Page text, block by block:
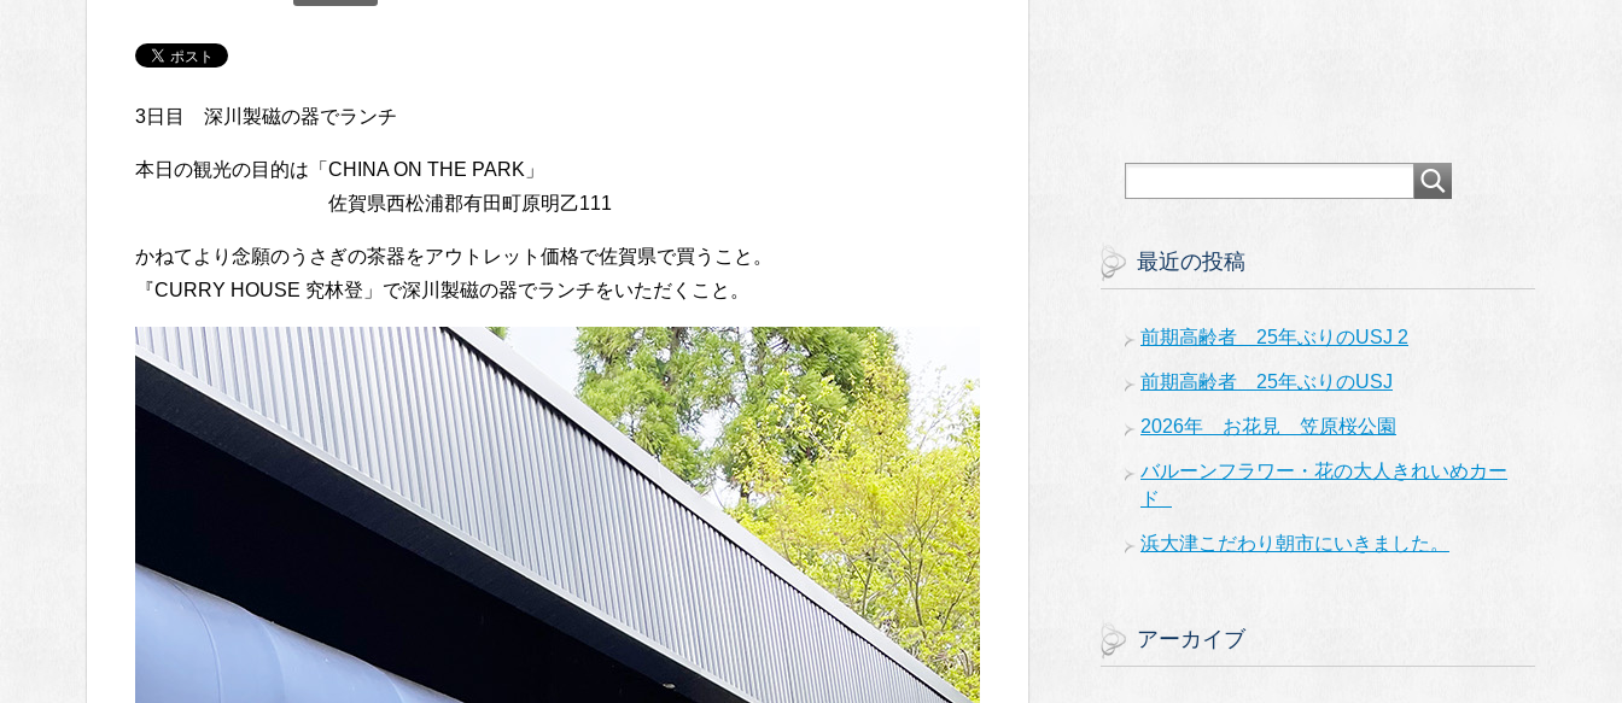
3日目 深川製磁の器でランチ
本日の観光の目的は「CHINA ON THE PARK」
佐賀県西松浦郡有田町原明乙111
かねてより念願のうさぎの茶器をアウトレット価格で佐賀県で買うこと。
『CURRY HOUSE 究林登」で深川製磁の器でランチをいただくこと。
最近の投稿
前期高齢者 25年ぶりのUSJ 2
前期高齢者 25年ぶりのUSJ
2026年 お花見 笠原桜公園
バルーンフラワー・花の大人きれいめカー
ド
浜大津こだわり朝市にいきました。
アーカイブ